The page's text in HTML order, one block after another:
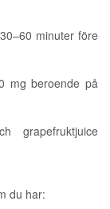
minuter före
mg beroende på
grapefruktjuice
du har: